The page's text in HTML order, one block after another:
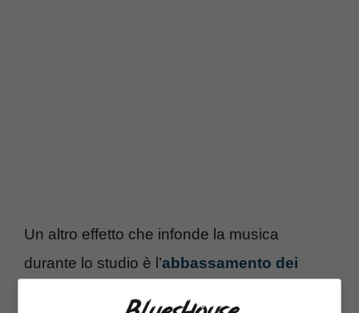
Un altro effetto che infonde la musica
durante lo studio è l’abbassamento dei